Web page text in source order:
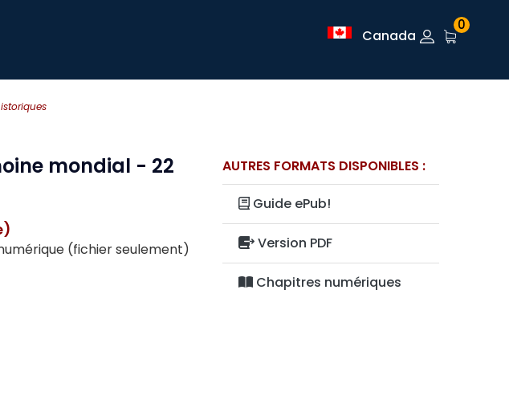
Canada
0
mondial - 22
(fichier seulement)
AUTRES FORMATS DISPONIBLES :
Guide ePub!
Version PDF
Chapitres numériques